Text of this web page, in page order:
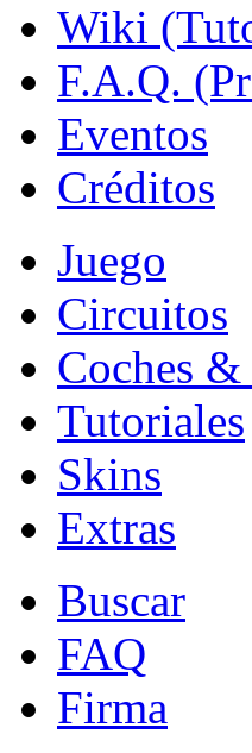
Wiki
F.A.Q.
Eventos
Créditos
Juego
Circuitos
Coches
Tutoriales
Skins
Extras
Buscar
FAQ
Firma